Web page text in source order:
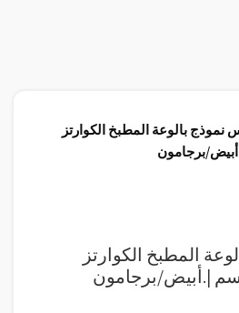
بالوعة المطبخ الكوارتز
المطبخ الكوارتز